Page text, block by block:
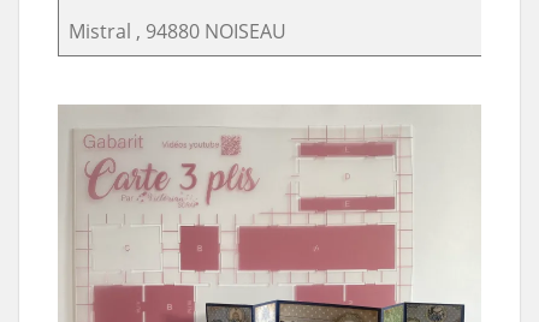
Mistral , 94880 NOISEAU